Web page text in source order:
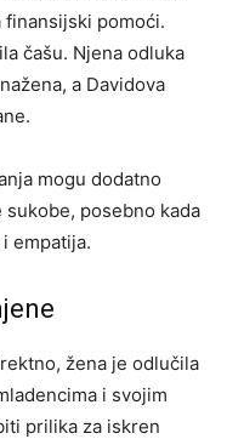
finansijski pomoći.
čašu. Njena odluka
a Davidova
mogu dodatno
posebno kada
empatija.
žena je odlučila
i svojim
prilika za iskren